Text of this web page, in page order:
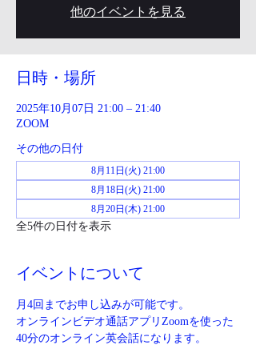
他のイベントを見る
日時・場所
2025年10月07日 21:00 – 21:40
ZOOM
その他の日付
8月11日(火) 21:00
8月18日(火) 21:00
8月20日(木) 21:00
全5件の日付を表示
イベントについて
月4回までお申し込みが可能です。
オンラインビデオ通話アプリZoomを使った
40分のオンライン英会話になります。